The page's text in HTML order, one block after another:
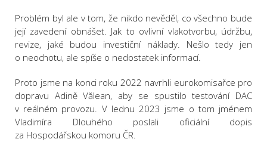
Problém byl ale v tom, že nikdo nevěděl, co všechno bude
její zavedení obnášet. Jak to ovlivní vlakotvorbu, údržbu,
revize, jaké budou investiční náklady. Nešlo tedy jen
o neochotu, ale spíše o nedostatek informací.
Proto jsme na konci roku 2022 navrhli eurokomisařce pro
dopravu Adině Vălean, aby se spustilo testování DAC
v reálném provozu. V lednu 2023 jsme o tom jménem
Vladimíra Dlouhého poslali oficiální dopis
za Hospodářskou komoru ČR.